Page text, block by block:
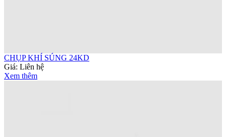
CHỤP KHÍ SÚNG 24KD
Giá: Liên hệ
Xem thêm